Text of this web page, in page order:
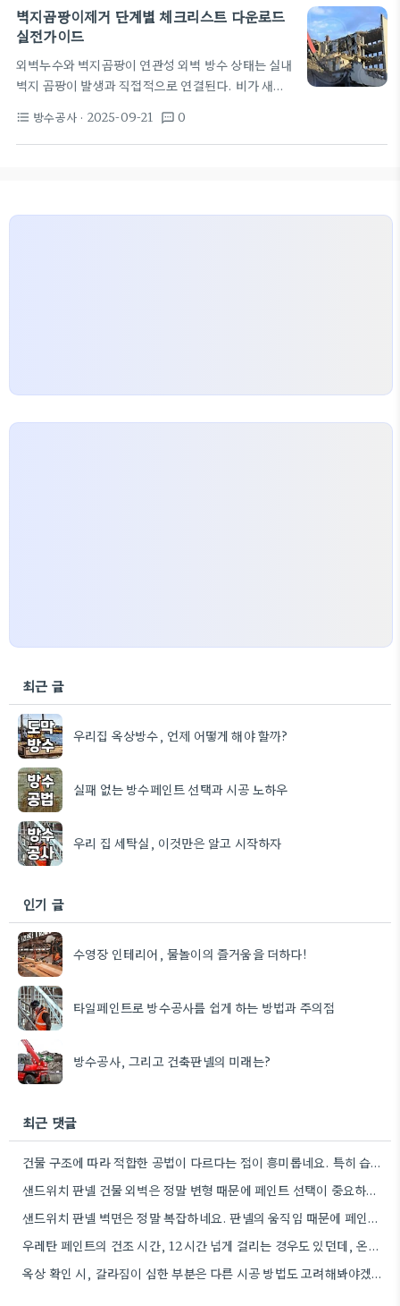
공간에서도 주의 깊은 관찰이 필요합니다 습해진 벽지
아래에서는 곰팡이가 빠르게 확산되며 표면에 얼룩과
지 재질을 손상시키거나 남은 포자를 제거하지 못하는
경우가 있어 추가 조치가 필요합니다 원인을 해결하지
않으면 재발 위험이 큽니다 초기 대응의 핵심은 습도
벽지곰팡이제거 단계별 체크리스트 다운로드
실전가이드
외벽누수와 벽지곰팡이 연관성 외벽 방수 상태는 실내
벽지 곰팡이 발생과 직접적으로 연결된다. 비가 새거
올라가 결로와 곰팡이 번식 환경이 조성된다. 실제 사
례를 보면 천장이나 상부 벽에서 시작된 습기가 아래
format_list_bulleted 방수공사 · 2025-09-21 textsms 0
최근 글
우리집 옥상방수, 언제 어떻게 해야 할까?
실패 없는 방수페인트 선택과 시공 노하우
우리 집 세탁실, 이것만은 알고 시작하자
인기 글
수영장 인테리어, 물놀이의 즐거움을 더하다!
타일페인트로 방수공사를 쉽게 하는 방법과 주의점
방수공사, 그리고 건축판넬의 미래는?
최근 댓글
건물 구조에 따라 적합한 공법이 다르다는 점이 흥미롭네요. 특히 습기 배출의 중요성을 강조하신 부분에 공감합니다.
샌드위치 판넬 건물 외벽은 정말 변형 때문에 페인트 선택이 중요하겠네요. 꼼꼼하게 판넬의 특성을 확인하는 게…
샌드위치 판넬 벽면은 정말 복잡하네요. 판넬의 움직임 때문에 페인트가 쉽게 벗겨질 수 있다는 점이 핵심이더라고요.
우레탄 페인트의 건조 시간, 12시간 넘게 걸리는 경우도 있던데, 온도에 따라 달라지더군요.
옥상 확인 시, 갈라짐이 심한 부분은 다른 시공 방법도 고려해봐야겠네요.